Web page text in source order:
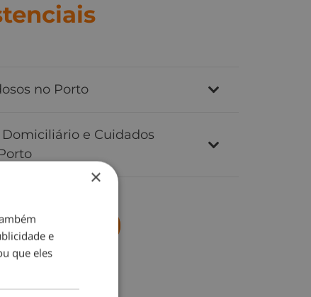
no Porto
e Cuidados
nos agora!
×
e
que eles